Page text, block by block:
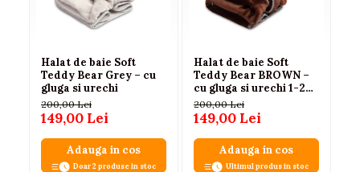
Halat de baie Soft
Teddy Bear Grey – cu
gluga si urechi
200,00 Lei
149,00 Lei
Adauga in cos
Doar 2 produse in stoc
Halat de baie Soft
Teddy Bear BROWN –
cu gluga si urechi 1-2
ani
200,00 Lei
149,00 Lei
Adauga in cos
Ultimul produs in stoc